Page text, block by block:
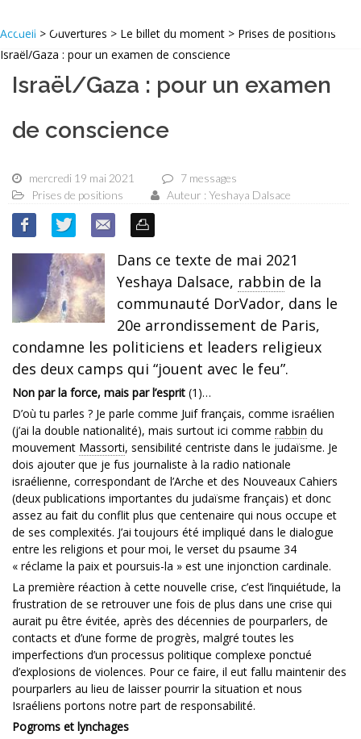
Accueil > Ouvertures > Le billet du moment > Prises de positions
Israël/Gaza : pour un examen de conscience
Israël/Gaza : pour un examen
de conscience
mercredi 19 mai 2021
7 messages
Prises de positions
Auteur : Yeshaya Dalsace
Dans ce texte de mai 2021
Yeshaya Dalsace, rabbin de la
communauté DorVador, dans le
20e arrondissement de Paris,
condamne les politiciens et leaders religieux
des deux camps qui “jouent avec le feu”.
Non par la force, mais par l’esprit (1)…
D’où tu parles ? Je parle comme Juif français, comme israélien
(j’ai la double nationalité), mais surtout ici comme rabbin du
mouvement Massorti, sensibilité centriste dans le judaïsme. Je
dois ajouter que je fus journaliste à la radio nationale
israélienne, correspondant de l’Arche et des Nouveaux Cahiers
(deux publications importantes du judaïsme français) et donc
assez au fait du conflit plus que centenaire qui nous occupe et
de ses complexités. J’ai toujours été impliqué dans le dialogue
entre les religions et pour moi, le verset du psaume 34
« réclame la paix et poursuis-la » est une injonction cardinale.
La première réaction à cette nouvelle crise, c’est l’inquiétude, la
frustration de se retrouver une fois de plus dans une crise qui
aurait pu être évitée, après des décennies de pourparlers, de
contacts et d’une forme de progrès, malgré toutes les
imperfections d’un processus politique complexe ponctué
d’explosions de violences. Pour ce faire, il eut fallu maintenir des
pourparlers au lieu de laisser pourrir la situation et nous
Israéliens portons notre part de responsabilité.
Pogroms et lynchages